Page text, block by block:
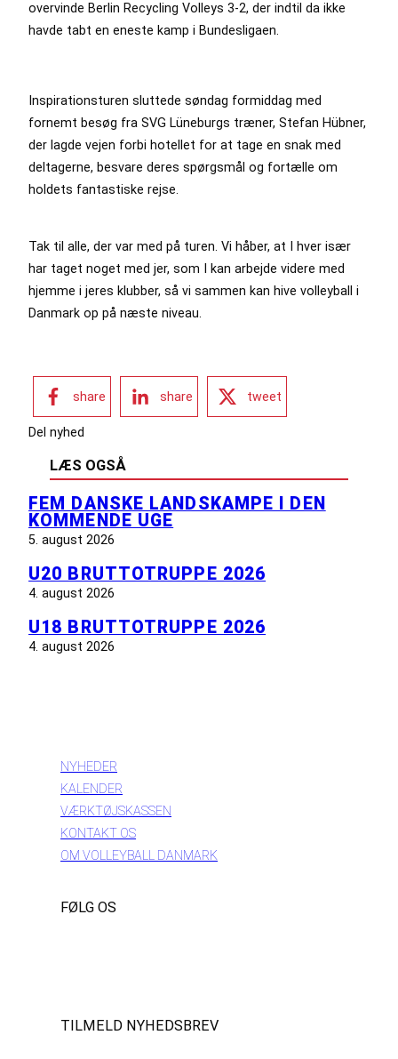
overvinde Berlin Recycling Volleys 3-2, der indtil da ikke
havde tabt en eneste kamp i Bundesligaen.
Inspirationsturen sluttede søndag formiddag med
fornemt besøg fra SVG Lüneburgs træner, Stefan Hübner,
der lagde vejen forbi hotellet for at tage en snak med
deltagerne, besvare deres spørgsmål og fortælle om
holdets fantastiske rejse.
Tak til alle, der var med på turen. Vi håber, at I hver især
har taget noget med jer, som I kan arbejde videre med
hjemme i jeres klubber, så vi sammen kan hive volleyball i
Danmark op på næste niveau.
share share tweet
Del nyhed
LÆS OGSÅ
FEM DANSKE LANDSKAMPE I DEN
KOMMENDE UGE
5. august 2026
U20 BRUTTOTRUPPE 2026
4. august 2026
U18 BRUTTOTRUPPE 2026
4. august 2026
NYHEDER
KALENDER
VÆRKTØJSKASSEN
KONTAKT OS
OM VOLLEYBALL DANMARK
FØLG OS
TILMELD NYHEDSBREV